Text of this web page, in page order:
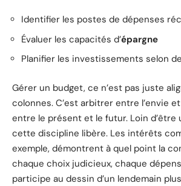
Identifier les postes de dépenses
Évaluer les capacités d’épargne
Planifier les investissements selon
Gérer un budget, ce n’est pas juste
colonnes. C’est arbitrer entre l’envie
entre le présent et le futur. Loin d’être
cette discipline libère. Les intérêts
exemple, démontrent à quel point la
chaque choix judicieux, chaque
participe au dessin d’un lendemain